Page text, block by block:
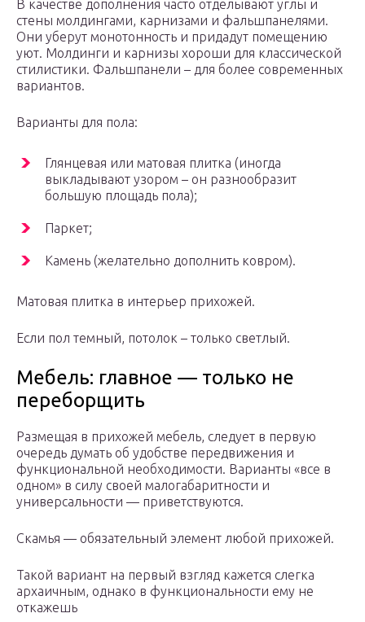
В качестве дополнения часто отделывают углы и
стены молдингами, карнизами и фальшпанелями.
Они уберут монотонность и придадут помещению
уют. Молдинги и карнизы хороши для классической
стилистики. Фальшпанели – для более современных
вариантов.
Варианты для пола:
Глянцевая или матовая плитка (иногда
выкладывают узором – он разнообразит
большую площадь пола);
Паркет;
Камень (желательно дополнить ковром).
Матовая плитка в интерьер прихожей.
Если пол темный, потолок – только светлый.
Мебель: главное — только не
переборщить
Размещая в прихожей мебель, следует в первую
очередь думать об удобстве передвижения и
функциональной необходимости. Варианты «все в
одном» в силу своей малогабаритности и
универсальности — приветствуются.
Скамья — обязательный элемент любой прихожей.
Такой вариант на первый взгляд кажется слегка
архаичным, однако в функциональности ему не
откажешь